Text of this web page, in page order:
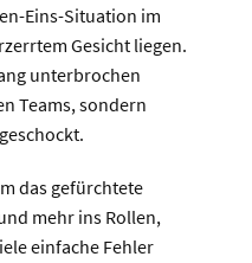
Eins-Situation im
Gesicht liegen.
unterbrochen
Teams, sondern
das gefürchtete
mehr ins Rollen,
einfache Fehler